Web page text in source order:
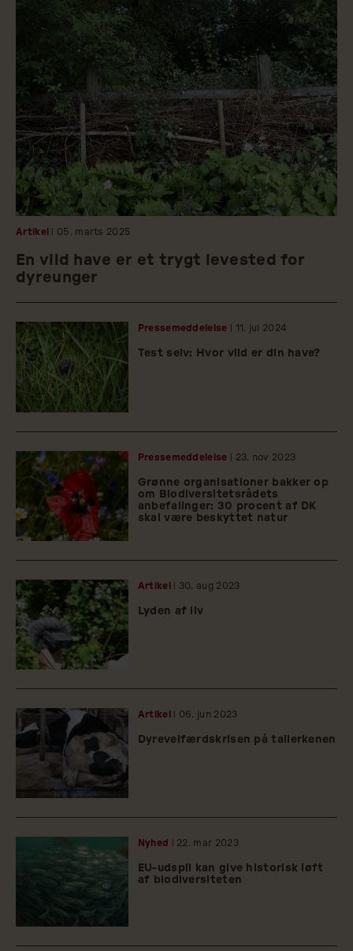
Artikel | 05. marts 2025
En vild have er et trygt levested for
dyreunger
Pressemeddelelse | 11. jul 2024
Test selv: Hvor vild er din have?
Pressemeddelelse | 23. nov 2023
Grønne organisationer bakker op
om Biodiversitetsrådets
anbefalinger: 30 procent af DK
skal være beskyttet natur
Artikel | 30. aug 2023
Lyden af liv
Artikel | 06. jun 2023
Dyrevelfærdskrisen på tallerkenen
Nyhed | 22. mar 2023
EU-udspil kan give historisk løft
af biodiversiteten